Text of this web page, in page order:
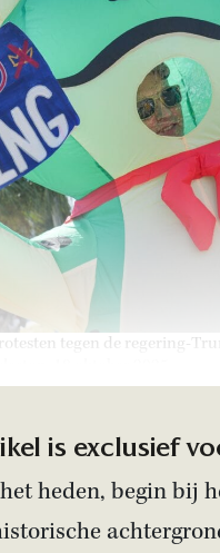
tegen de regering-
is exclusief
heden, begin bij